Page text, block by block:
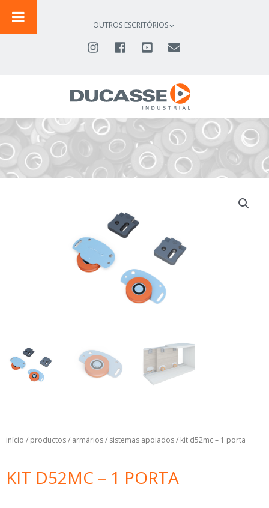
PARA
O
OUTROS ESCRITÓRIOS
início / productos/ armários/ sistemas apoiados/ kit d52mc – 1 porta
KIT D52MC – 1 PORTA